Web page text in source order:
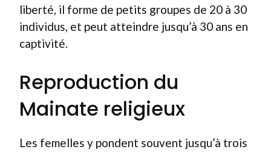
liberté, il forme de petits groupes de 20 à 30
individus, et peut atteindre jusqu’à 30 ans en
captivité.
Reproduction du
Mainate religieux
Les femelles y pondent souvent jusqu’à trois